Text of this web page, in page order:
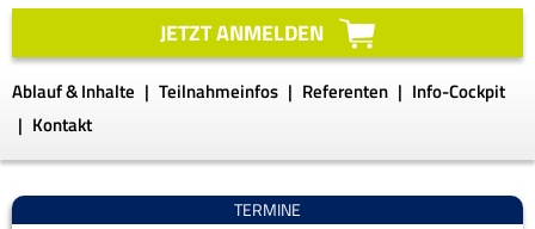
JETZT ANMELDEN
Ablauf & Inhalte Teilnahmeinfos Referenten
Info-Cockpit
Kontakt
TERMINE